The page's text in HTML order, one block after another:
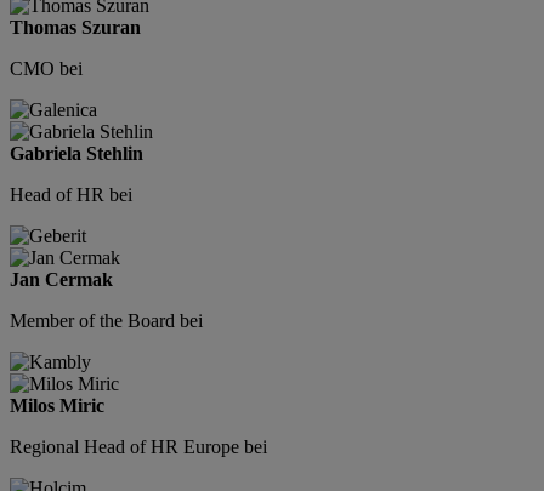
Thomas Szuran
CMO bei
Gabriela Stehlin
Head of HR bei
Jan Cermak
Member of the Board bei
Milos Miric
Regional Head of HR Europe bei